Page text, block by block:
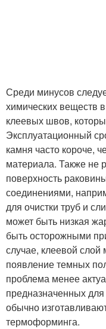
Среди минусов
химических веществ
клеевых швов,
Эксплуатационный
камня часто короче,
материала. Также не
поверхность
соединениями,
для очистки труб и
может быть низкая
быть осторожными
случае, клеевой
появление темных
проблема менее
предназначенных
обычно
термоформинга.